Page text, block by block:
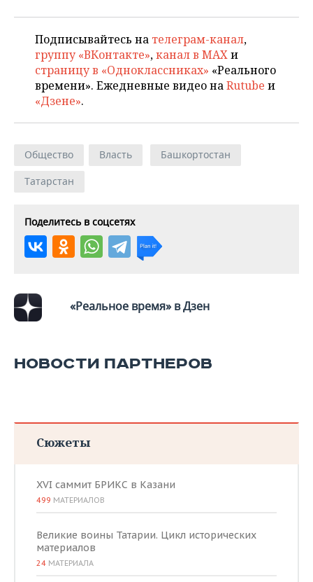
Подписывайтесь на телеграм-канал,
группу «ВКонтакте»,канал в MAXи
страницу в «Одноклассниках» «Реального
времени». Ежедневные видео наRutube и
«Дзене».
Общество Власть
Башкортостан
Татарстан
Поделитесь в соцсетях
«Реальное время» в Дзен
НОВОСТИ ПАРТНЕРОВ
Сюжеты
XVI саммит БРИКС в Казани
499 МАТЕРИАЛОВ
Великие воины Татарии. Цикл исторических
материалов
24 МАТЕРИАЛА